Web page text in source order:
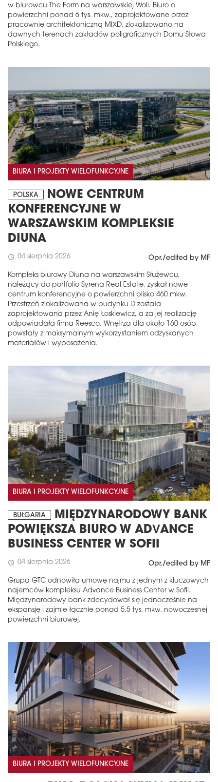
w biurowcu The Form na warszawskiej Woli. Biuro o
powierzchni ponad 6 tys. mkw., zaprojektowane przez
pracownię architektoniczną MIXD, zlokalizowano na
dawnych terenach zakładów poligraficznych Domu Słowa
Polskiego.
BIURA I PROJEKTY WIELOFUNKCYJNE
POLSKA
NOWE CENTRUM
KONFERENCYJNE W
WARSZAWSKIM KOMPLEKSIE
DIUNA
schedule 04 sierpnia 2026 Opr./edited by MF
Kompleks biurowy Diuna na warszawskim Służewcu,
należący do portfolio Syrena Real Estate, zyskał nowe
centrum konferencyjne o powierzchni blisko 460 mkw.
Przestrzeń zlokalizowana w budynku D została
zaprojektowana przez Anię Łoskiewicz, a za jej realizację
odpowiadała firma Reesco. Wnętrza dla około 160 osób
powstały z maksymalnym wykorzystaniem odzyskanych
materiałów i wyposażenia.
BIURA I PROJEKTY WIELOFUNKCYJNE
BUŁGARIA
MIĘDZYNARODOWY BANK
POWIĘKSZA BIURO W ADVANCE
BUSINESS CENTER W SOFII
schedule 04 sierpnia 2026 Opr./edited by MF
Grupa GTC odnowiła umowę najmu z jednym z kluczowych
najemców kompleksu Advance Business Center w Sofii.
Międzynarodowy bank zdecydował się jednocześnie na
ekspansję i zajmie łącznie ponad 5,5 tys. mkw. nowoczesnej
powierzchni biurowej.
BIURA I PROJEKTY WIELOFUNKCYJNE